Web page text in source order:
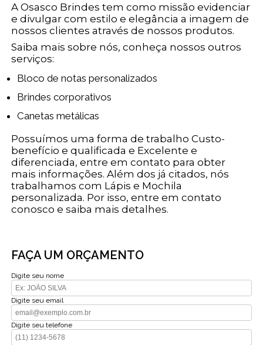
A Osasco Brindes tem como missão evidenciar
e divulgar com estilo e elegância a imagem de
nossos clientes através de nossos produtos.
Saiba mais sobre nós, conheça nossos outros
serviços:
Bloco de notas personalizados
Brindes corporativos
Canetas metálicas
Possuímos uma forma de trabalho Custo-
benefício e qualificada e Excelente e
diferenciada, entre em contato para obter
mais informações. Além dos já citados, nós
trabalhamos com Lápis e Mochila
personalizada. Por isso, entre em contato
conosco e saiba mais detalhes.
FAÇA UM ORÇAMENTO
Digite seu nome
Digite seu email
Digite seu telefone